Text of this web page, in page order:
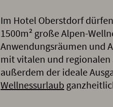
Im Hotel Oberstdorf
1500m² große Alpen-
Anwendungsräumen und
mit vitalen und regionalen
außerdem der ideale
Wellnessurlaub